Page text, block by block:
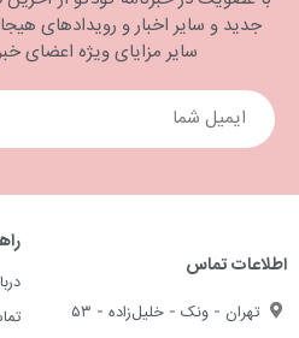
جدید و سایر اخبار و رویدادهای
سایر مزایای ویژه اعضای
اطلاعات تماس
تهران - ونک - خلیل‌زاده - ۵۳